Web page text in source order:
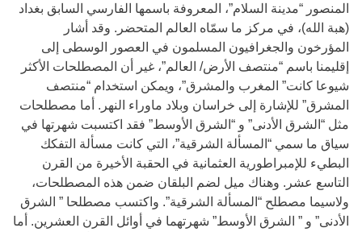
المنصور “مدينة السلام”، المعروفة باسمها الفارسي السابق بغداد
(هبة الله)، في مركز ما سمّاه العالم المتحضر. وقد أشار
المؤرخون والجغرافيون المسلمون في العصور الوسطى إلى
إقليمنا باسم “منتصف الأرض/ العالم”، غير أن المصطلحات الأكثر
شيوعا كانت” المغرب والمشرق”، ويمكن استخدام “منتصف
المشرق” للإشارة إلى خراسان وبلاد ماوراء النهر. أما مصطلحات
مثل “الشرق الأدنى” و “الشرق الأوسط” فقد اكتسبت شهرتها في
سياق ما سمي “المسألة الشرقية”، التي كانت مسألة التفكك
البطيء للإمبراطورية العثمانية في الحقبة الأخيرة من القرن
التاسع عشر. وهناك ميل لضم البلقان ضمن هذه المصطلحات،
ولاسيما مصطلح “المسألة الشرقية”. واكتسب مصطلحا ” الشرق
الأدنى” و ” الشرق الأوسط” شهرتهما في أوائل القرن العشرين. أما